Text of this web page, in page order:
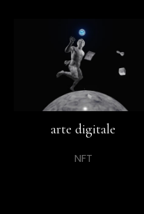
arte digitale
NFT